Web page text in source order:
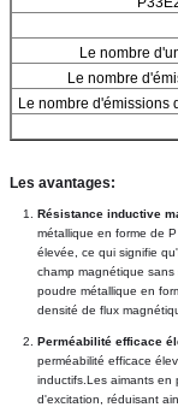
Le nombre
Le nombre
Le nombre d'émissions
Les avantages:
Résistance inductive
métallique en forme de
élevée, ce qui signifie
champ magnétique
poudre métallique en
densité de flux
Perméabilité efficace
perméabilité efficace
inductifs.Les aimants en
d'excitation, réduisant